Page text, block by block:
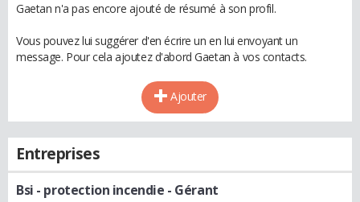
Gaetan n'a pas encore ajouté de résumé à son profil.
Vous pouvez lui suggérer d'en écrire un en lui envoyant un
message. Pour cela ajoutez d'abord Gaetan à vos contacts.
Ajouter
Entreprises
Bsi - protection incendie - Gérant